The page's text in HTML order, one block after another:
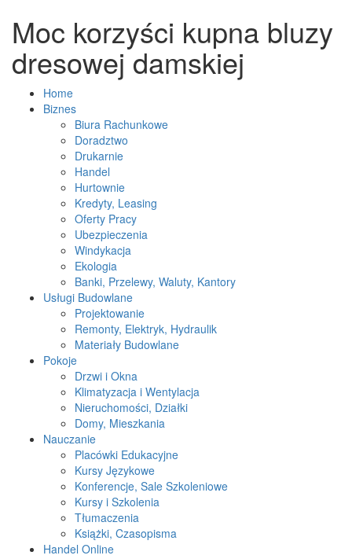
Moc korzyści kupna bluzy
dresowej damskiej
Home
Biznes
Biura Rachunkowe
Doradztwo
Drukarnie
Handel
Hurtownie
Kredyty, Leasing
Oferty Pracy
Ubezpieczenia
Windykacja
Ekologia
Banki, Przelewy, Waluty, Kantory
Usługi Budowlane
Projektowanie
Remonty, Elektryk, Hydraulik
Materiały Budowlane
Pokoje
Drzwi i Okna
Klimatyzacja i Wentylacja
Nieruchomości, Działki
Domy, Mieszkania
Nauczanie
Placówki Edukacyjne
Kursy Językowe
Konferencje, Sale Szkoleniowe
Kursy i Szkolenia
Tłumaczenia
Książki, Czasopisma
Handel Online